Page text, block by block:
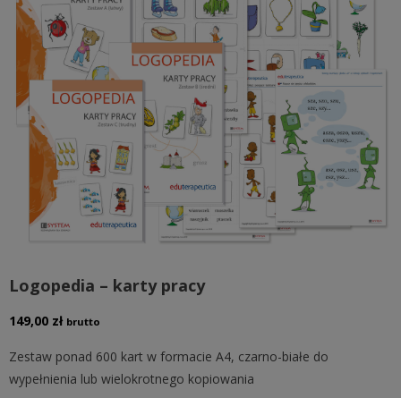
Logopedia – karty pracy
149,00 zł brutto
Zestaw ponad 600 kart w formacie A4, czarno-białe do
wypełnienia lub wielokrotnego kopiowania